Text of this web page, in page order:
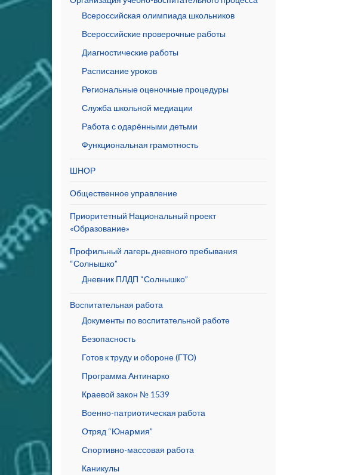
Всероссийская олимпиада школьников
Всероссийские проверочные работы
Диагностические работы
Расписание уроков
Региональные оценочные процедуры
Служба школьной медиации
Работа с одарёнными детьми
Функциональная грамотность
ШНОР
Общественное управление
Приоритетный Национальный проект
«Образование»
Профильный лагерь дневного пребывания
“Солнышко”
Дневник ПЛДП “Солнышко”
Воспитательная работа
Документы по воспитательной работе
Безопасность
Готов к труду и обороне (ГТО)
Программа Антинарко
Краевой закон № 1539
Военно-патриотическая работа
Отряд “Юнармия”
Спортивно-массовая работа
Каникулы